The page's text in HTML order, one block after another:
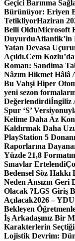
Geçici Barınma
Bürünüyor: Eriyen
TetikliyorHaziran
Belli OlduMicrosoft
DuyurduAtlantik’in
Yatan Devasa
Açıldı.Cem
Roman: Sandima
Nâzım Hikmet Hâlâ
Bu Vahşi Hiper
yeni sezon
Değerlendirdiİngiliz
Spur ‘S’
Kelime Daha Az
Kaldırmak Daha
PlayStation 5
Raporlarına
Yüzde 21,8
Sınavlar Ertelendi
Bedensel Söz Hakkı
Neden Ansızın Geri
Olacak ?LGS Giriş
Açılacak2026 –
Bekleyen
İş Arkadaşınız Bir
Karakterlerin
Lojistik Devrim: